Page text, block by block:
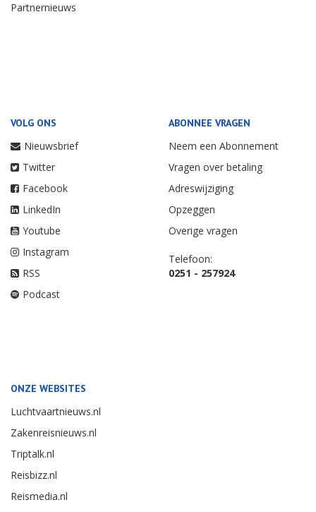
Partnernieuws
VOLG ONS
Nieuwsbrief
Twitter
Facebook
LinkedIn
Youtube
Instagram
RSS
Podcast
ABONNEE VRAGEN
Neem een Abonnement
Vragen over betaling
Adreswijziging
Opzeggen
Overige vragen
Telefoon:
0251 - 257924
ONZE WEBSITES
Luchtvaartnieuws.nl
Zakenreisnieuws.nl
Triptalk.nl
Reisbizz.nl
Reismedia.nl